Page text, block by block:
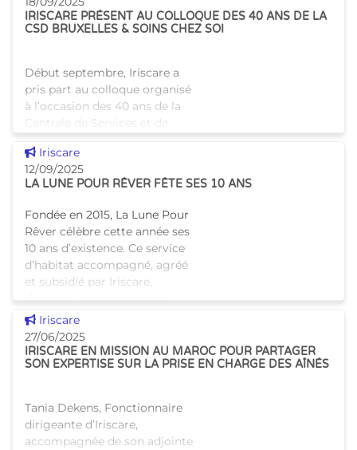
IRISCARE PRÉSENT AU COLLOQUE DES 40 ANS DE LA
CSD BRUXELLES & SOINS CHEZ SOI
Début septembre, Iriscare a
pris part au colloque organisé
à l’occasion des 40 ans de la
Centrale de Services et de
Bruxelles et de Soins Chez Soi.
Tania Dekens (Fonction
Voir cette news
Iriscare
12/09/2025
LA LUNE POUR RÊVER FÊTE SES 10 ANS
Fondée en 2015, La Lune Pour
Rêver célèbre cette année ses
10 ans d’existence. Ce service
d’habitat accompagné, agréé
et subsidié par Iriscare,
s’adresse à des personnes
adultes porte
Voir cette news
Iriscare
27/06/2025
IRISCARE EN MISSION AU MAROC POUR PARTAGER
SON EXPERTISE SUR LA PRISE EN CHARGE DES AÎNÉS
Tania Dekens, Fonctionnaire
dirigeante d’Iriscare,
accompagnée de son adjointe